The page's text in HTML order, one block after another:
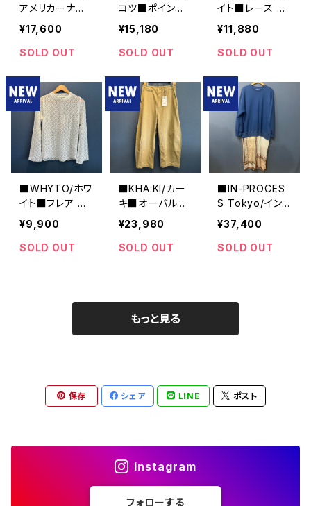
アメリカーナ■
カットオフ・リバ
ースウィーブ ■
BRF-802A/2■
¥17,600
SOLD OUT
コツ■ポインテ
ッドトゥ・フラット
シューズ/ツイー
ド■2026SS
¥15,180
SOLD OUT
イト■レース コ
ンビネーション
Tシャツ■WHT
26HCS4016
¥11,880
SOLD OUT
■WHYTO/ホワ
イト■フレア ス
リーブ レースブ
ラウス■WHT2
6HBL4094
¥9,900
SOLD OUT
■KHA:KI/カー
キ■オーバルワ
イドトラウザー■
MIL26HPT325
0■
¥23,980
SOLD OUT
■IN-PROCES
S Tokyo/イン
プロセストキョ
ー■モザイクプ
リントプリーツ・
PAN
¥37,400
SOLD OUT
もっと見る
保存 シェア LINE ポスト
Instagram
フォローする